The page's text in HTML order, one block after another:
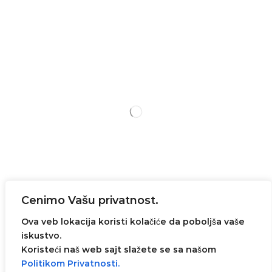
Cenimo Vašu privatnost.
Ova veb lokacija koristi kolačiće da poboljša vaše
iskustvo.
Koristeći naš web sajt slažete se sa našom
Politikom Privatnosti.
Sva prava zadržana© 2023